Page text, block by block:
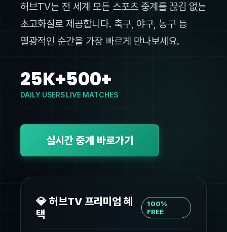
허브TV는 전 세계 모든 스포츠 중계를 끊김 없는
초고화질로 제공합니다. 축구, 야구, 농구 등
열광적인 순간을 가장 빠르게 만나보세요.
25K+
DAILY USERS
500+
LIVE MATCHES
실시간 중계 바로가기
💎 허브TV 프리미엄 혜
택
100%
FREE